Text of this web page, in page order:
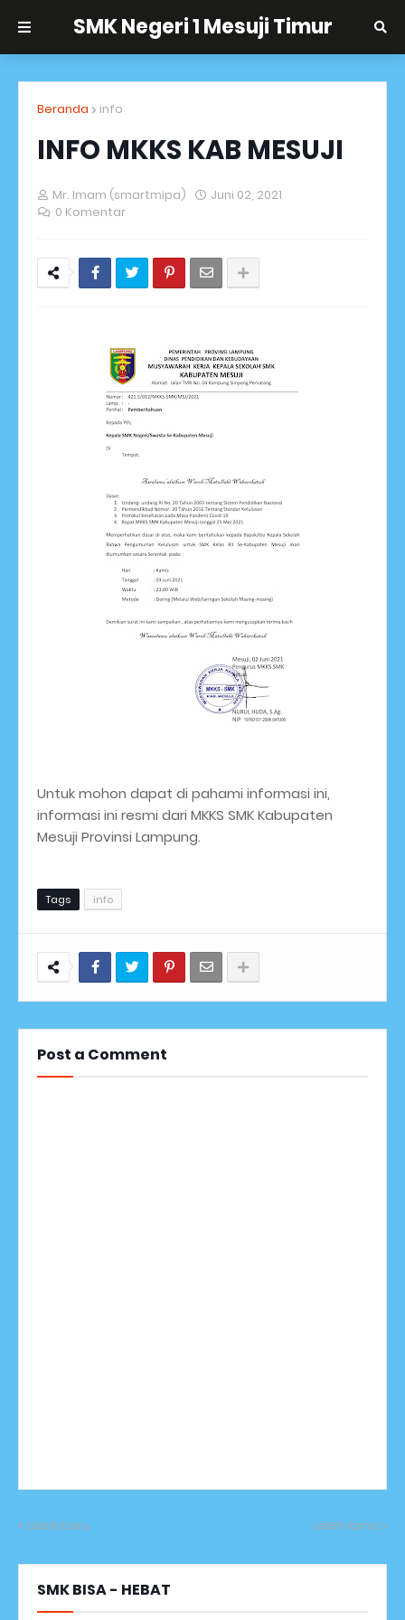
SMK Negeri 1 Mesuji Timur
Beranda info
INFO MKKS KAB MESUJI
Mr. Imam (smartmipa)
Juni 02, 2021
0 Komentar
Untuk mohon dapat di pahami informasi ini,
informasi ini resmi dari MKKS SMK Kabupaten
Mesuji Provinsi Lampung.
Tags info
Post a Comment
Lebih baru Lebih lama
SMK BISA - HEBAT